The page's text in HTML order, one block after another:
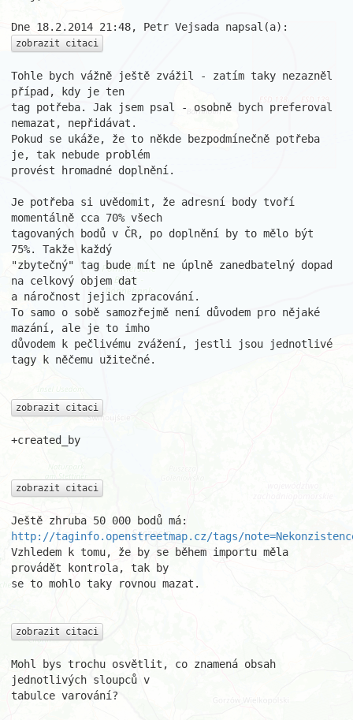
zobrazit citaci
Tohle bych vážně ještě zvážil - zatím taky nezazněl
případ, kdy je ten
tag potřeba. Jak jsem psal - osobně bych preferoval
nemazat, nepřidávat.
Pokud se ukáže, že to někde bezpodmínečně potřeba
je, tak nebude problém
provést hromadné doplnění.
Je potřeba si uvědomit, že adresní body tvoří
momentálně cca 70% všech
tagovaných bodů v ČR, po doplnění by to mělo být
75%. Takže každý
"zbytečný" tag bude mít ne úplně zanedbatelný dopad
na celkový objem dat
a náročnost jejich zpracování.
To samo o sobě samozřejmě není důvodem pro nějaké
mazání, ale je to imho
důvodem k pečlivému zvážení, jestli jsou jednotlivé
tagy k něčemu užitečné.
zobrazit citaci
+created_by
zobrazit citaci
http://taginfo.openstreetmap.cz/tags/
Vzhledem k tomu, že by se během importu měla
provádět kontrola, tak by
se to mohlo taky rovnou mazat.
zobrazit citaci
Mohl bys trochu osvětlit, co znamená obsah
jednotlivých sloupců v
tabulce varování?